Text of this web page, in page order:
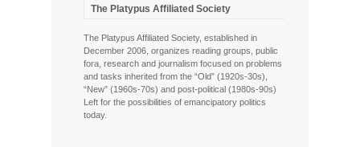
The Platypus Affiliated Society
The Platypus Affiliated Society, established in
December 2006, organizes reading groups, public
fora, research and journalism focused on problems
and tasks inherited from the “Old” (1920s-30s),
“New” (1960s-70s) and post-political (1980s-90s)
Left for the possibilities of emancipatory politics
today.